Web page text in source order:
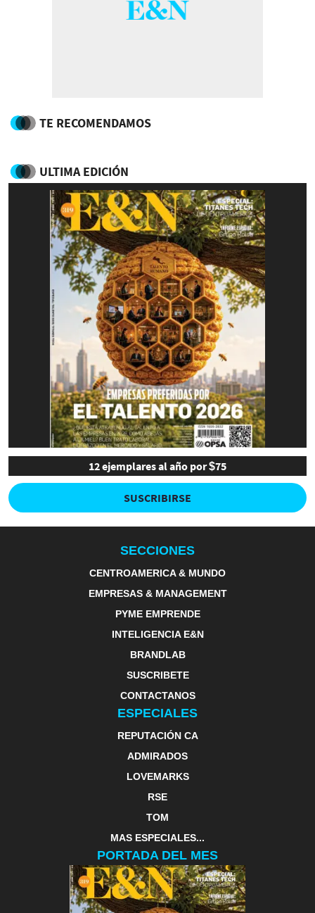
TE RECOMENDAMOS
ULTIMA EDICIÓN
12 ejemplares al año por $75
SUSCRIBIRSE
SECCIONES
CENTROAMERICA & MUNDO
EMPRESAS & MANAGEMENT
PYME EMPRENDE
INTELIGENCIA E&N
BRANDLAB
SUSCRIBETE
CONTACTANOS
ESPECIALES
REPUTACIÓN CA
ADMIRADOS
LOVEMARKS
RSE
TOM
MAS ESPECIALES...
PORTADA DEL MES